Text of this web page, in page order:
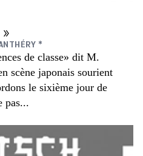
*
de classe» dit M.
scène japonais sourient
le sixième jour de
pas...